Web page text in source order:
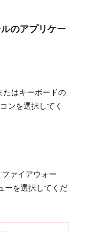
のアプリケー
たはキーボードの
ンを選択してく
ァイアウォー
ーを選択してくだ